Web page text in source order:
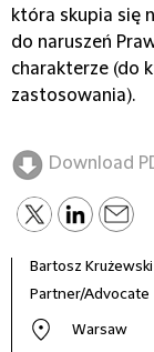
która skupia się
do naruszeń
charakterze (do
zastosowania).
Download
Bartosz Krużewski
Partner/Advocate
Warsaw